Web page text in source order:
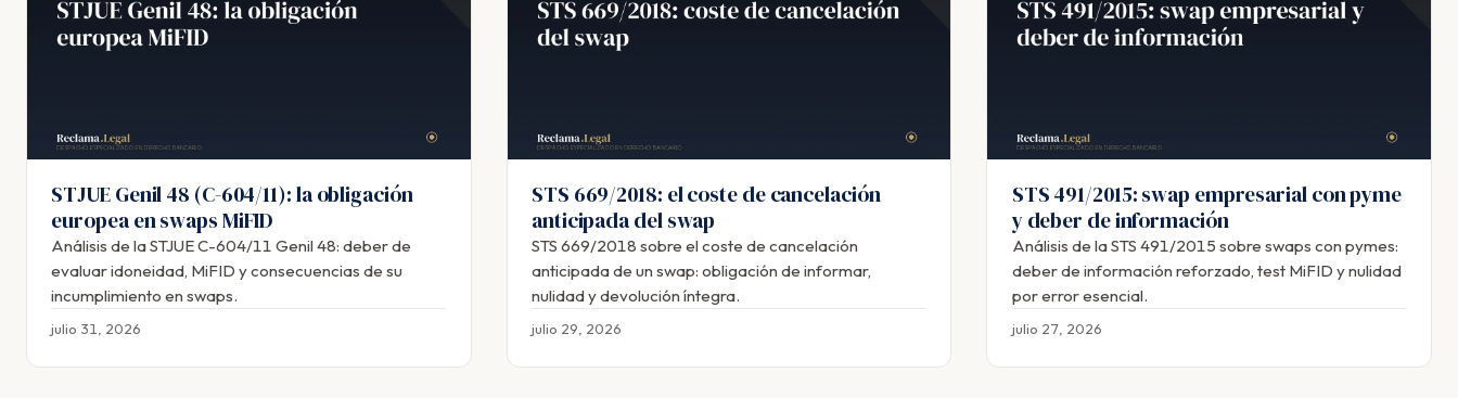
STJUE Genil 48 (C-604/11): la obligación
europea en swaps MiFID
Análisis de la STJUE C-604/11 Genil 48: deber de
evaluar idoneidad, MiFID y consecuencias de su
incumplimiento en swaps.
julio 31, 2026
STS 669/2018: el coste de cancelación
anticipada del swap
STS 669/2018 sobre el coste de cancelación
anticipada de un swap: obligación de informar,
nulidad y devolución íntegra.
julio 29, 2026
STS 491/2015: swap empresarial con pyme
y deber de información
Análisis de la STS 491/2015 sobre swaps con pymes:
deber de información reforzado, test MiFID y nulidad
por error esencial.
julio 27, 2026